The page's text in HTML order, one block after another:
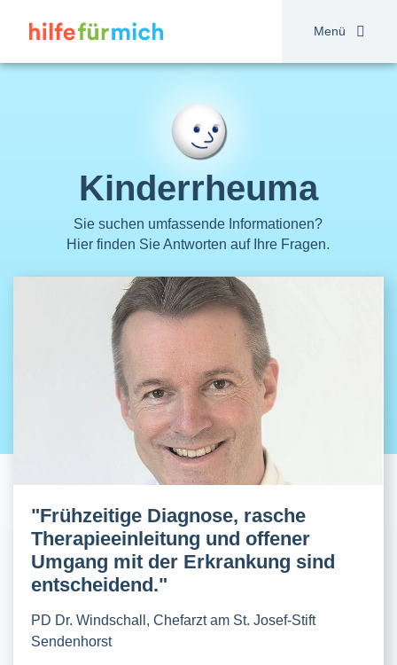
Inhalt
Menü
Kinderrheuma
Sie suchen umfassende Informationen?
Hier finden Sie Antworten auf Ihre Fragen.
"Frühzeitige Diagnose, rasche
Therapieeinleitung und offener
Umgang mit der Erkrankung sind
entscheidend."
PD Dr. Windschall, Chefarzt am St. Josef-Stift
Sendenhorst